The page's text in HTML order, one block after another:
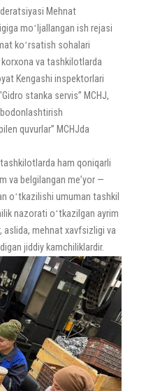
Mehnat
moʻljallangan ish rejasi
koʻrsatish sohalari
va tashkilotlarda
Kengashi inspektorlari
stanka servis” MCHJ,
quvurlar” MCHJda
ham qoniqarli
va belgilangan meʼyor —
oʻtkazilishi umuman tashkil
nazorati oʻtkazilgan ayrim
mehnat xavfsizligi va
jiddiy kamchiliklardir.